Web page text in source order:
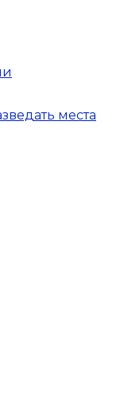
места